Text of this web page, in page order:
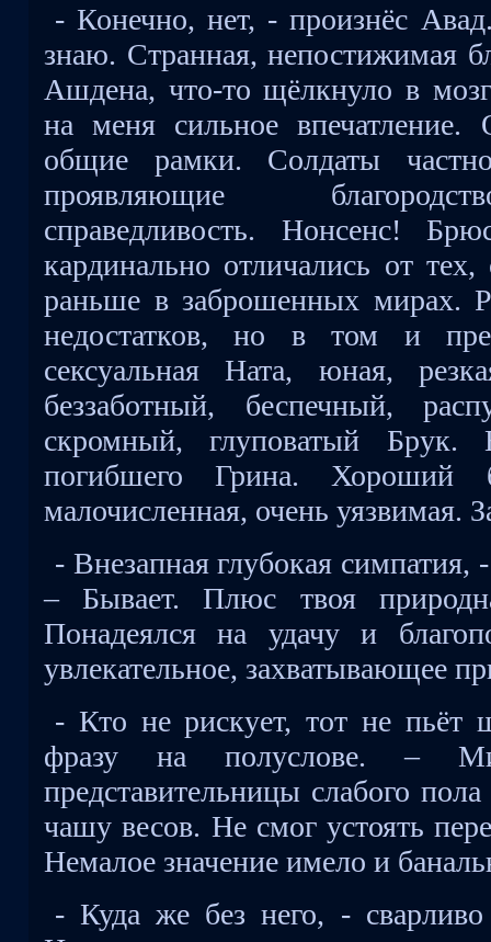
- Конечно, нет, - произнёс
знаю. Странная, непостижимая
Ашдена, что-то щёлкнуло в
на меня сильное
общие рамки. Солдаты
проявляющие
справедливость. Нонсенс!
кардинально отличались от
раньше в заброшенных мирах.
недостатков, но в том и
сексуальная Ната, юная,
беззаботный, беспечный,
скромный, глуповатый
погибшего Грина. Хороший
малочисленная, очень уязвимая.
- Внезапная глубокая симпатия,
– Бывает. Плюс твоя
Понадеялся на удачу и
увлекательное, захватывающее
- Кто не рискует, тот не пьёт
фразу на полуслове. –
представительницы слабого
чашу весов. Не смог устоять
Немалое значение имело и
- Куда же без него, -